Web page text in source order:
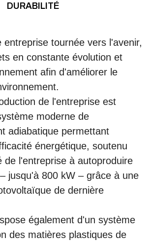
DURABILITÉ
entreprise tournée vers l'avenir,
en constante évolution et
afin d'améliorer le
de l'entreprise est
moderne de
adiabatique permettant
énergétique, soutenu
de l'entreprise à autoproduire
jusqu'à 800 kW – grâce à une
de dernière
également d'un système
des matières plastiques de